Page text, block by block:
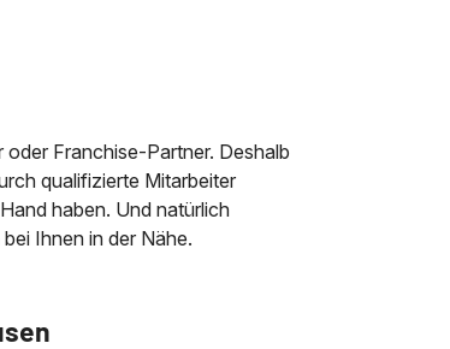
Franchise-Partner. Deshalb
qualifizierte Mitarbeiter
haben. Und natürlich
Ihnen in der Nähe.